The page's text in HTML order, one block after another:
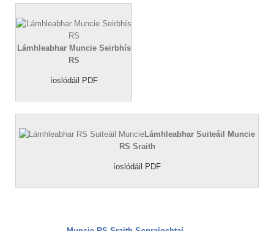
Lámhleabhar Muncie Seirbhís
RS
íoslódáil PDF
Lámhleabhar Suiteáil Muncie
RS Sraith
íoslódáil PDF